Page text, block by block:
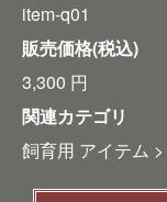
item-q01
販売価格(税込)
3,300 円
関連カテゴリ
飼育用 アイテム >